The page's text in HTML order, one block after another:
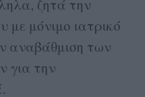
ζητά την
με μόνιμο ιατρικό
αναβάθμιση των
για την